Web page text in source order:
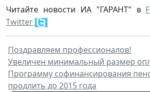
Читайте новости ИА "ГАРАНТ" в
Twitter
Поздравляем профессионалов!
Увеличен минимальный размер
Программу софинансирования
продлить до 2015 года